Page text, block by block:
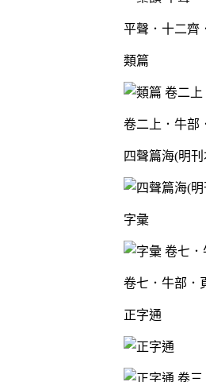
平聲．十二齊
類篇
卷二上．牛部
四聲篇海(明
字彙
卷七．牛部．
正字通